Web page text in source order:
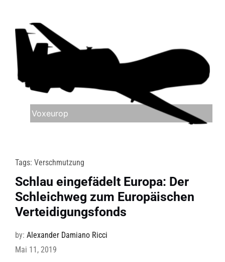
Voxeurop
Tags: Verschmutzung
Schlau eingefädelt Europa: Der
Schleichweg zum Europäischen
Verteidigungsfonds
by: Alexander Damiano Ricci
Mai 11, 2019